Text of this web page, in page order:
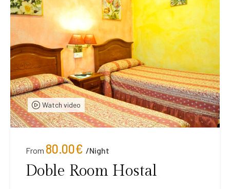
Watch video
From 80.00€ /night
Doble Room Hostal